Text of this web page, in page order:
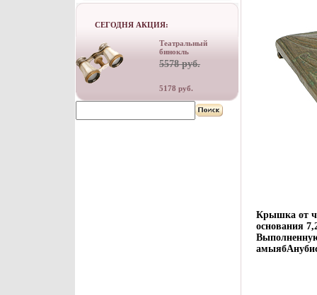
СЕГОДНЯ АКЦИЯ:
Театральный
бинокль
5578 руб.
5178 руб.
Крышка от
основания